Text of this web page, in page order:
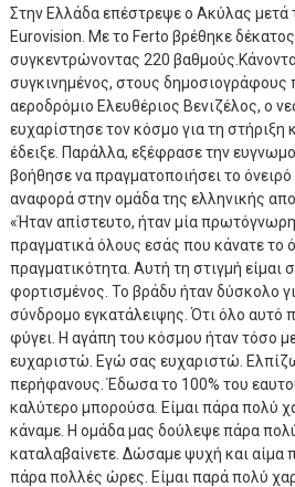
Στην Ελλάδα επέστρεψε ο Ακύλας μετά
Eurovision. Με το Ferto βρέθηκε
συγκεντρώνοντας 220
συγκινημένος, στους δημοσιογράφους
αεροδρόμιο Ελευθέριος Βενιζέλος, ο
ευχαρίστησε τον κόσμο για τη στήριξη
έδειξε. Παράλλα, εξέφρασε την
βοήθησε να πραγματοποιήσει το όνειρό
αναφορά στην ομάδα της ελληνικής
«Ήταν απίστευτο, ήταν μία
πραγματικά όλους εσάς που κάνατε το
πραγματικότητα. Αυτή τη στιγμή είμαι
φορτισμένος. Το βράδυ ήταν δύσκολο
σύνδρομο εγκατάλειψης. Ότι όλο αυτό
φύγει. Η αγάπη του κόσμου ήταν τόσο
ευχαριστώ. Εγώ σας ευχαριστώ.
περήφανους. Έδωσα το 100% του
καλύτερο μπορούσα. Είμαι πάρα πολύ
κάναμε. Η ομάδα μας δούλεψε πάρα
καταλαβαίνετε. Δώσαμε ψυχή και αίμα
πάρα πολλές ώρες. Είμαι παρά πολύ